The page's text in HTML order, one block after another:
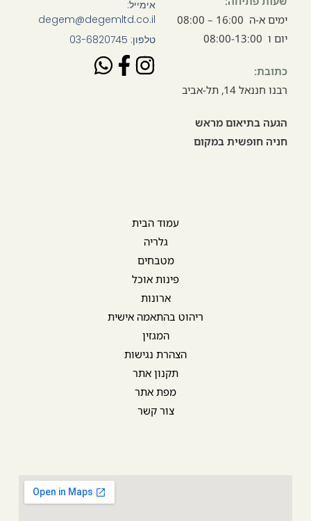
ימים א-ה 16:00 – 08:00
יום ו 08:00-13:00
כתובת:
רבנו חננאל 14, תל-אביב
הגעה בתיאום מראש
חניה חופשית במקום
אימייל:
degem@degemltd.co.il
טלפון: 03-6820745
עמוד הבית
גלריה
מטבחים
פינות אוכל
ארונות
ריהוט בהתאמה אישית
המגזין
הצהרת נגישות
תקנון אתר
מפת אתר
צור קשר